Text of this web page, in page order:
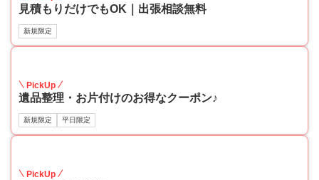
見積もりだけでもOK｜出張相談無料
新規限定
PickUp
遺品整理・お片付けのお得なクーポン♪
新規限定 平日限定
PickUp